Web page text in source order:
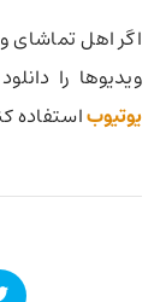
اگر اهل تماشای
ویدیوها را
یوتیوباستفاده